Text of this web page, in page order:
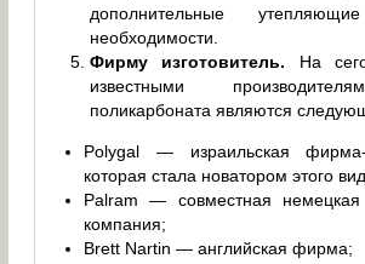
дополнительные
необходимости.
Фирму изготовитель. На
известными
поликарбоната являются
Polygal — израильская фирма-
которая стала новатором этого
Palram — совместная немецкая
компания;
Brett Nartin — английская фирма;